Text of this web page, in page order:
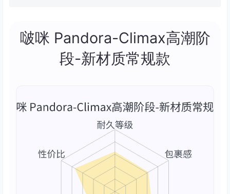
啵咪 Pandora-Climax高潮阶
段-新材质常规款